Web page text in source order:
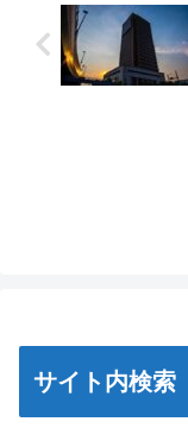
サイト内検索